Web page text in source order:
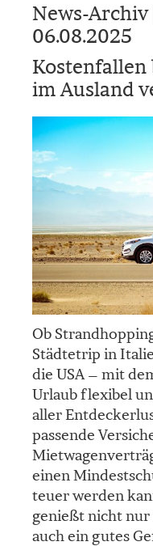
News-
06.08.2025
im Ausland
Ob
Städtetrip in
die USA – mit
Urlaub flexibel
aller
passende
einen
teuer werden
genießt nicht nur
auch ein gutes